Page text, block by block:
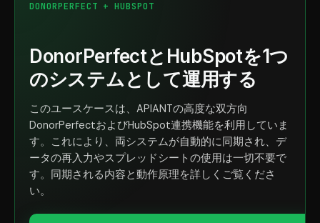
DONORPERFECT + HUBSPOT
DonorPerfectとHubSpotを1つ
のシステムとして運用する
このユースケースは、APIANTの高度な双方向
DonorPerfectおよびHubSpot連携機能を利用していま
す。これにより、両システムが自動的に同期され、デ
ータの再入力やスプレッドシートの使用は一切不要で
す。同期される内容と動作原理を詳しくご覧くださ
い。